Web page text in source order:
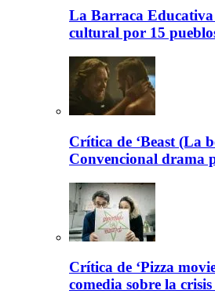
La Barraca Educativa
cultural por 15
Crítica de ‘Beast (La
Convencional drama
Crítica de ‘Pizza
comedia sobre la